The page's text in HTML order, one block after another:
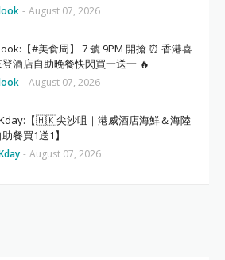
- August 07, 2026
【#美食周】 7 號 9PM 開搶 ⏰ 香港喜
酒店自助晚餐快閃買一送一 🔥
- August 07, 2026
【🇭🇰尖沙咀｜港威酒店海鮮＆海陸
餐買1送1】
- August 07, 2026